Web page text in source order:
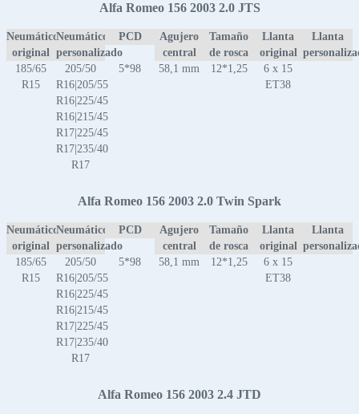
Alfa Romeo 156 2003 2.0 JTS
Neumático
original
Neumático
personalizado
PCD
Agujero
central
Tamaño
de rosca
Llanta
original
Llanta
185/65
R15
205/50
R16|205/55
R16|225/45
R16|215/45
R17|225/45
R17|235/40
R17
5*98 58,1 mm 12*1,25
6 x 15
ET38
Alfa Romeo 156 2003 2.0 Twin Spark
Neumático
original
Neumático
personalizado
PCD
Agujero
central
Tamaño
de rosca
Llanta
original
Llanta
185/65
R15
205/50
R16|205/55
R16|225/45
R16|215/45
R17|225/45
R17|235/40
R17
5*98 58,1 mm 12*1,25
6 x 15
ET38
Alfa Romeo 156 2003 2.4 JTD